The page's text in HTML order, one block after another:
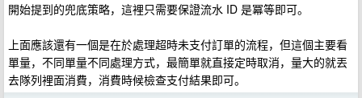
開始提到的兜底策略，這裡只需要保證流水 ID 是冪等即可。
上面應該還有一個是在於處理超時未支付訂單的流程，但這個主要看
單量，不同單量不同處理方式，最簡單就直接定時取消，量大的就丟
去隊列裡面消費，消費時候檢查支付結果即可。